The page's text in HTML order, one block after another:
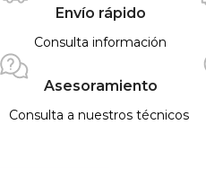
Envío rápido
Consulta información
Asesoramiento
Consulta a nuestros técnicos